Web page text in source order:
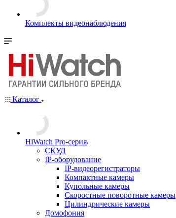
Комплекты видеонаблюдения
Каталог
HiWatch Pro-серия
CКУД
IP-оборудование
IP-видеорегистраторы
Компактные камеры
Купольные камеры
Скоростные поворотные камеры
Цилиндрические камеры
Домофония